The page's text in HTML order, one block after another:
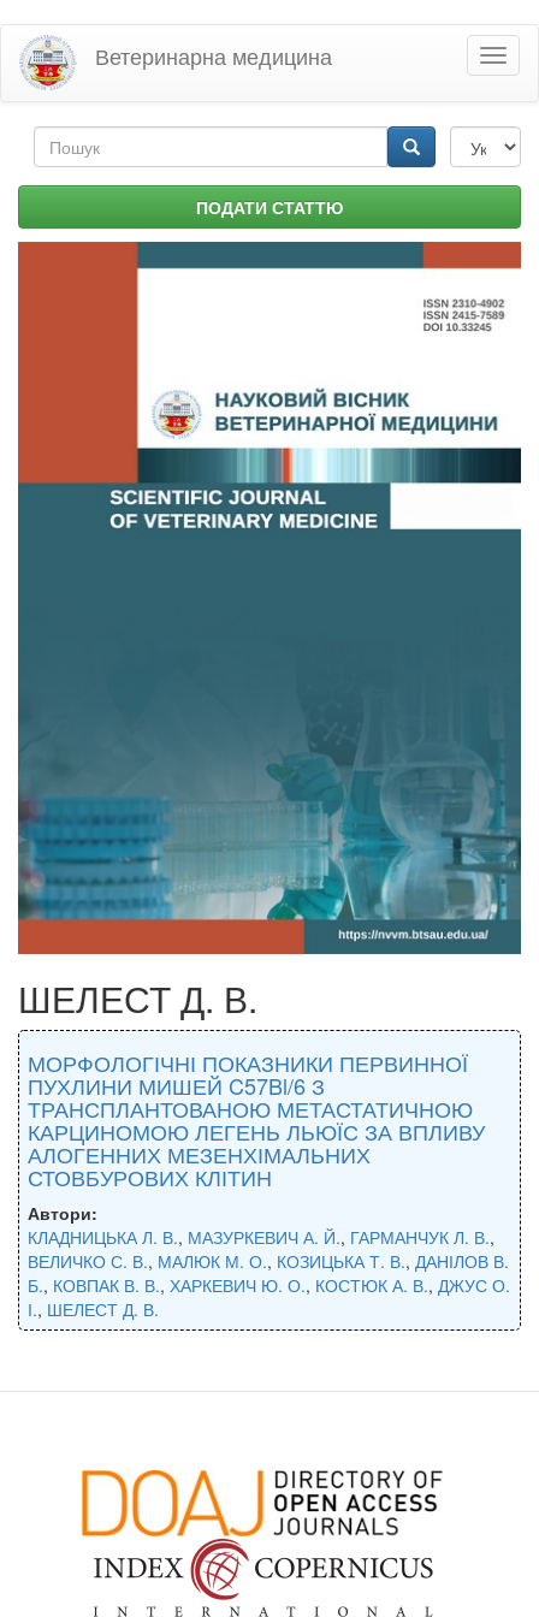
Перейти
основного
матеріалу
Ветеринарна медицина
Пошукова
форма ПОДАТИ СТАТТЮ
ШЕЛЕСТ Д. В.
МОРФОЛОГІЧНІ ПОКАЗНИКИ ПЕРВИННОЇ
ПУХЛИНИ МИШЕЙ C57Bl/6 З
ТРАНСПЛАНТОВАНОЮ МЕТАСТАТИЧНОЮ
КАРЦИНОМОЮ ЛЕГЕНЬ ЛЬЮЇС ЗА ВПЛИВУ
АЛОГЕННИХ МЕЗЕНХІМАЛЬНИХ
СТОВБУРОВИХ КЛІТИН
Автори:
КЛАДНИЦЬКА Л. В., МАЗУРКЕВИЧ А. Й., ГАРМАНЧУК Л. В.,
ВЕЛИЧКО С. В., МАЛЮК М. О., КОЗИЦЬКА Т. В., ДАНІЛОВ В.
Б., КОВПАК В. В., ХАРКЕВИЧ Ю. О., КОСТЮК А. В., ДЖУС О.
І., ШЕЛЕСТ Д. В.